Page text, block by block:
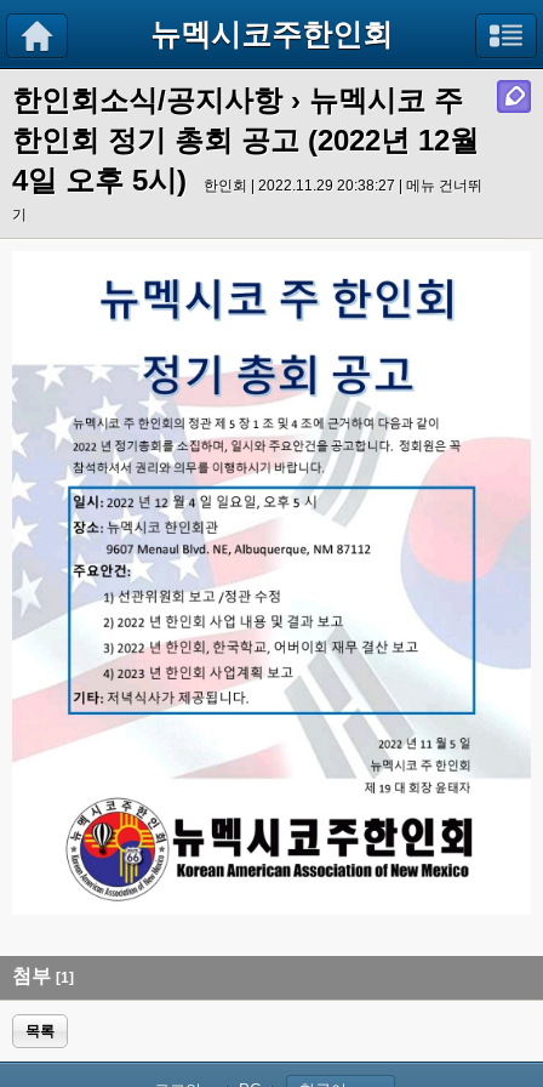
뉴멕시코주한인회
한인회소식/공지사항› 뉴멕시코 주
한인회 정기 총회 공고 (2022년 12월
4일 오후 5시)
한인회 | 2022.11.29 20:38:27 | 메뉴 건너뛰
기
첨부 [1]
목록